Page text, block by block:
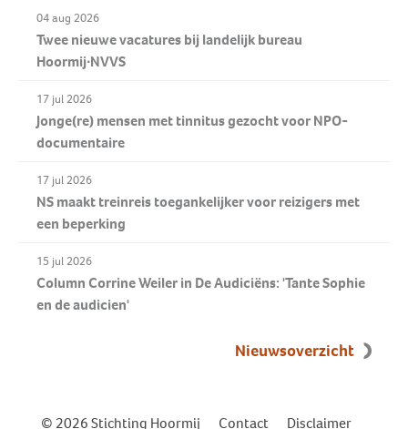
04 aug 2026
Twee nieuwe vacatures bij landelijk bureau
Hoormij∙NVVS
17 jul 2026
Jonge(re) mensen met tinnitus gezocht voor NPO-
documentaire
17 jul 2026
NS maakt treinreis toegankelijker voor reizigers met
een beperking
15 jul 2026
Column Corrine Weiler in De Audiciëns: 'Tante Sophie
en de audicien'
Nieuwsoverzicht
© 2026 Stichting Hoormij Contact Disclaimer